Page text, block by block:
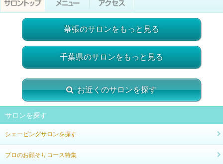
幕張のサロンをもっと見る
千葉県のサロンをもっと見る
お近くのサロンを探す
サロンを探す
シェービングサロンを探す
プロのお顔そりコース特集